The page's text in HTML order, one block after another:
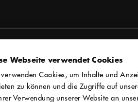
Webseite verwendet Cookies
Cookies, um Inhalte und
zu können und die Zugriffe auf
Verwendung unserer Website an
Kontakt
Freies Werkstatt Theater
Zugweg 10
50677 Köln